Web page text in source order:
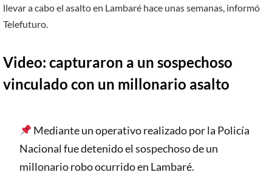
llevar a cabo el asalto en Lambaré hace unas semanas, informó
Telefuturo.
Video: capturaron a un sospechoso
vinculado con un millonario asalto
Mediante un operativo realizado por la Policía
Nacional fue detenido el sospechoso de un
millonario robo ocurrido en Lambaré.